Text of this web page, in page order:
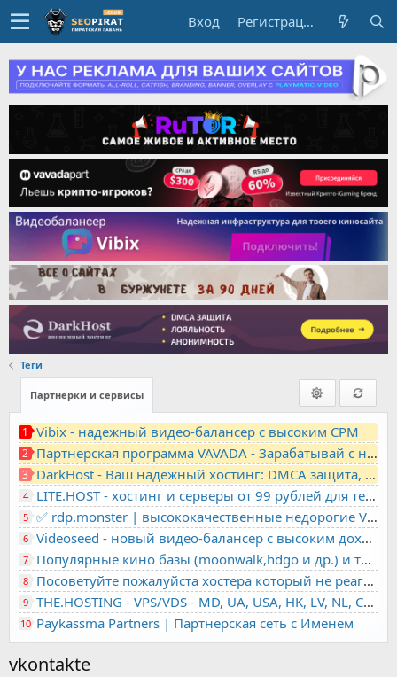
Вход Регистрация
Теги
Партнерки и сервисы
1 Vibix - надежный видео-балансер с высоким CPM
2 Партнерская программа VAVADA - Зарабатывай с нами!
3 DarkHost - Ваш надежный хостинг: DMCA защита, лояльность, анонимность
4 LITE.HOST - хостинг и серверы от 99 рублей для тех, кто любит не переплачивать. Доступ по SSH, поддержка PHP, GIT, COMPOSER, сертификаты Let's Encrypt
5 ✅ rdp.monster | высококачественные недорогие VPS, RDP - выделенные серверы
6 Videoseed - новый видео-балансер с высоким доходом
7 Популярные кино базы (moonwalk,hdgo и др.) и торренты в одном плеере для вашего сайта
8 Посоветуйте пожалуйста хостера который не реагирует на ркн
9 THE.HOSTING - VPS/VDS - MD, UA, USA, HK, LV, NL, CA, DE, SK, CZE, GB, IL, TR, PL, BG, RO, IT, FL, HU, PT.
10 Paykassma Partners | Партнерская сеть с Именем
vkontakte